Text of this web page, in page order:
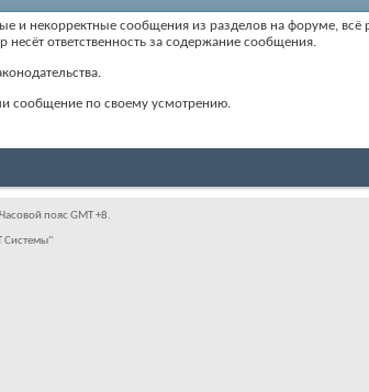
и некорректные сообщения из разделов на форуме,
несёт ответственность за содержание сообщения.
сообщение по своему усмотрению.
пояс GMT +8.
Системы"